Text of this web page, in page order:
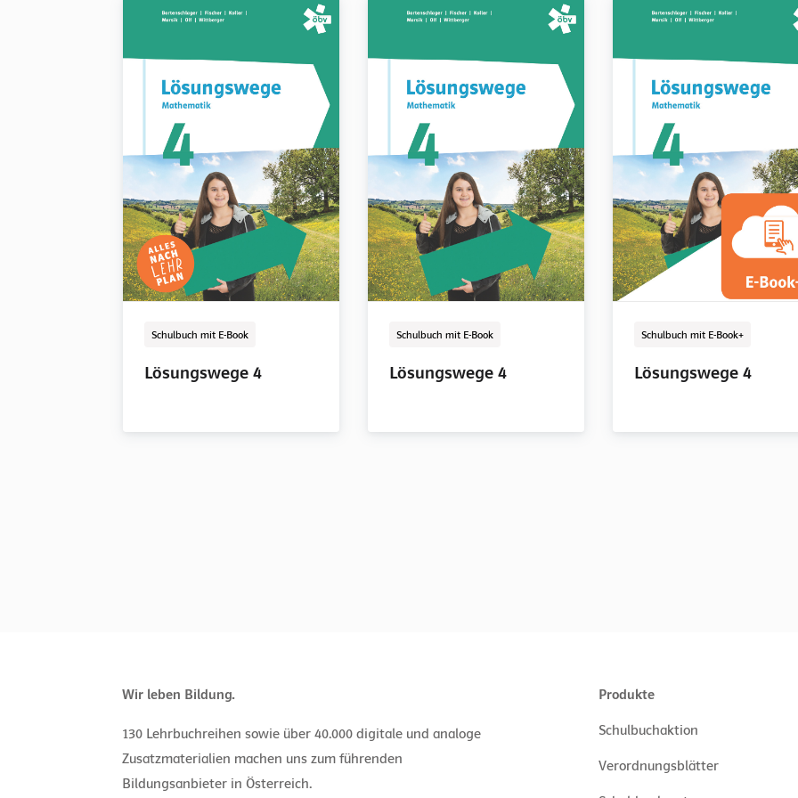
Schulbuch mit E-Book
Lösungswege 4
Schulbuch mit E-Book
Lösungswege 4
Schulbuch mit E-Book+
Lösungswege 4
Wir leben Bildung.
130 Lehrbuchreihen sowie über 40.000 digitale und analoge
Zusatzmaterialien machen uns zum führenden
Bildungsanbieter in Österreich.
Produkte
Schulbuchaktion
Verordnungsblätter